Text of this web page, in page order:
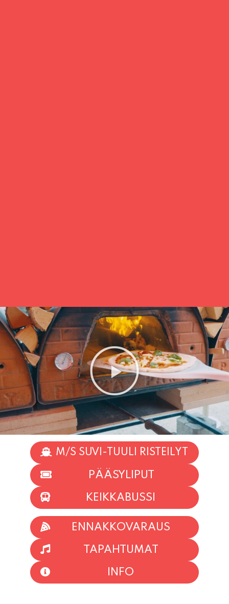
M/S SUVI-TUULI RISTEILYT
PÄÄSYLIPUT
KEIKKABUSSI
TAPAHTUMAT
INFO
HIIO HOI!